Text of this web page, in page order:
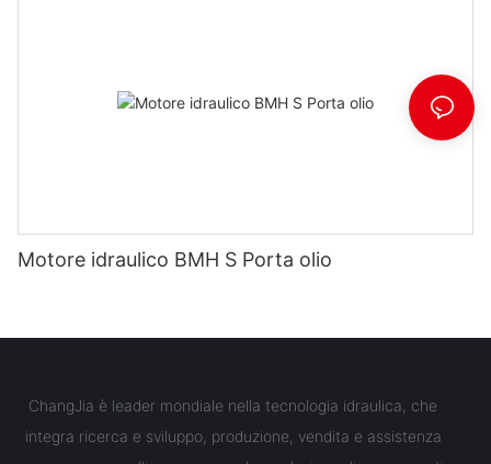
Motore idraulico BMH S Porta olio
ChangJia è leader mondiale nella tecnologia idraulica, che
integra ricerca e sviluppo, produzione, vendita e assistenza